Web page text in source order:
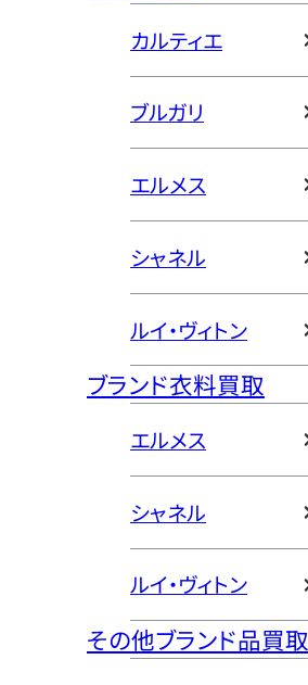
カルティエ
ブルガリ
エルメス
シャネル
ルイ・ヴィトン
ブランド衣料買取
エルメス
シャネル
ルイ・ヴィトン
その他ブランド品買取